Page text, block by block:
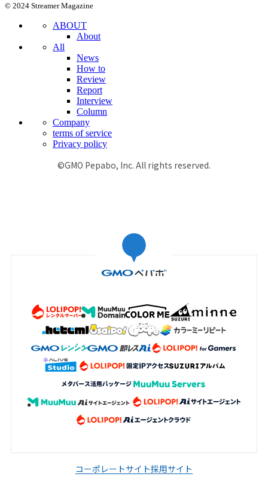
© 2024 Streamer Magazine
ABOUT
About
All
News
How to
Review
Report
Interview
Column
Company
terms of service
Privacy policy
©GMO Pepabo, Inc. All rights reserved.
コーポレートサイト採用サイト